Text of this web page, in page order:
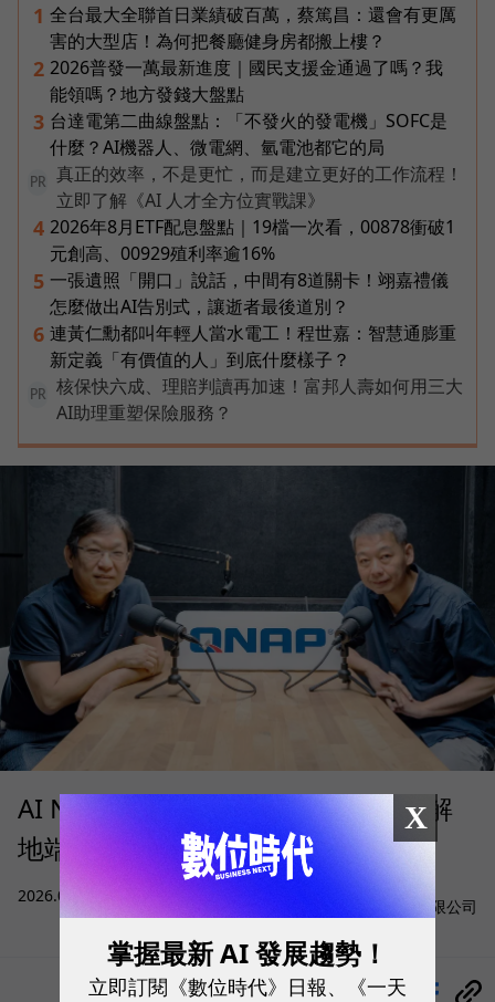
1 全台最大全聯首日業績破百萬，蔡篤昌：還會有更厲
害的大型店！為何把餐廳健身房都搬上樓？
2 2026普發一萬最新進度｜國民支援金通過了嗎？我
能領嗎？地方發錢大盤點
3 台達電第二曲線盤點：「不發火的發電機」SOFC是
什麼？AI機器人、微電網、氫電池都它的局
PR
真正的效率，不是更忙，而是建立更好的工作流程！
立即了解《AI 人才全方位實戰課》
4 2026年8月ETF配息盤點｜19檔一次看，00878衝破1
元創高、00929殖利率逾16%
5 一張遺照「開口」說話，中間有8道關卡！翊嘉禮儀
怎麼做出AI告別式，讓逝者最後道別？
6 連黃仁勳都叫年輕人當水電工！程世嘉：智慧通膨重
新定義「有價值的人」到底什麼樣子？
PR
核保快六成、理賠判讀再加速！富邦人壽如何用三大
AI助理重塑保險服務？
AI NAS 何時才值得部署？QNAP 拆解
地端 AI 的成本、算力與資料門檻
2026.08.05 |
sponsored by
威聯通科技股份有限公司
分享
X
掌握最新 AI 發展趨勢！
立即訂閱《數位時代》日報、《一天